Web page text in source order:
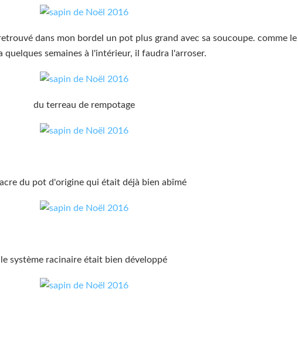
dans mon bordel un pot plus grand avec sa soucoupe. comme le
quelques semaines à l'intérieur, il faudra l'arroser.
du terreau de rempotage
du pot d'origine qui était déjà bien abîmé
le système racinaire était bien développé